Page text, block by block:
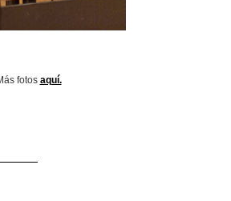
fotos aquí.